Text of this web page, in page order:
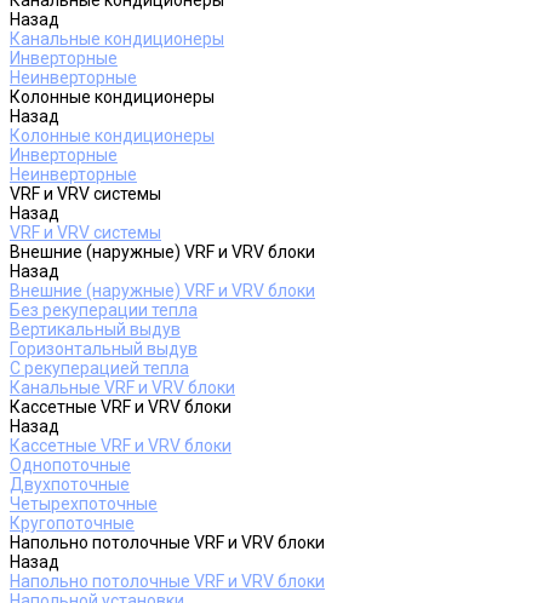
Назад
Канальные кондиционеры
Инверторные
Неинверторные
Колонные кондиционеры
Назад
Колонные кондиционеры
Инверторные
Неинверторные
VRF и VRV системы
Назад
VRF и VRV системы
Внешние (наружные) VRF и VRV блоки
Назад
Внешние (наружные) VRF и VRV блоки
Без рекуперации тепла
Вертикальный выдув
Горизонтальный выдув
С рекуперацией тепла
Канальные VRF и VRV блоки
Кассетные VRF и VRV блоки
Назад
Кассетные VRF и VRV блоки
Однопоточные
Двухпоточные
Четырехпоточные
Кругопоточные
Напольно потолочные VRF и VRV блоки
Назад
Напольно потолочные VRF и VRV блоки